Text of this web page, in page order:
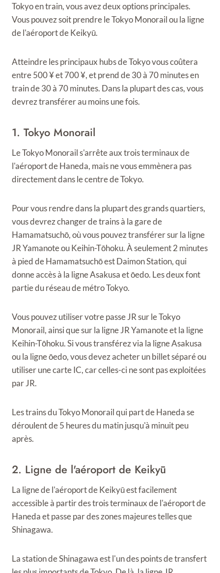
Tokyo en train, vous avez deux options principales.
Vous pouvez soit prendre le Tokyo Monorail ou la ligne
de l'aéroport de Keikyū.
Atteindre les principaux hubs de Tokyo vous coûtera
entre 500 ¥ et 700 ¥, et prend de 30 à 70 minutes en
train de 30 à 70 minutes. Dans la plupart des cas, vous
devrez transférer au moins une fois.
1. Tokyo Monorail
Le Tokyo Monorail s'arrête aux trois terminaux de
l'aéroport de Haneda, mais ne vous emmènera pas
directement dans le centre de Tokyo.
Pour vous rendre dans la plupart des grands quartiers,
vous devrez changer de trains à la gare de
Hamamatsuchō, où vous pouvez transférer sur la ligne
JR Yamanote ou Keihin-Tōhoku. À seulement 2 minutes
à pied de Hamamatsuchō est Daimon Station, qui
donne accès à la ligne Asakusa et ōedo. Les deux font
partie du réseau de métro Tokyo.
Vous pouvez utiliser votre passe JR sur le Tokyo
Monorail, ainsi que sur la ligne JR Yamanote et la ligne
Keihin-Tōhoku. Si vous transférez via la ligne Asakusa
ou la ligne ōedo, vous devez acheter un billet séparé ou
utiliser une carte IC, car celles-ci ne sont pas exploitées
par JR.
Les trains du Tokyo Monorail qui part de Haneda se
déroulent de 5 heures du matin jusqu'à minuit peu
après.
2. Ligne de l'aéroport de Keikyū
La ligne de l'aéroport de Keikyū est facilement
accessible à partir des trois terminaux de l'aéroport de
Haneda et passe par des zones majeures telles que
Shinagawa.
La station de Shinagawa est l'un des points de transfert